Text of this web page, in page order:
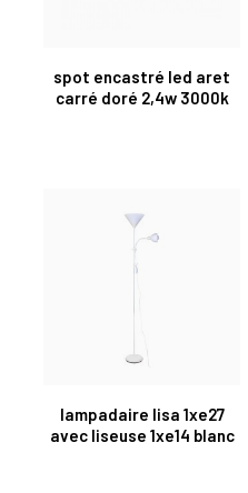
spot encastré led aret
carré doré 2,4w 3000k
lampadaire lisa 1xe27
avec liseuse 1xe14 blanc